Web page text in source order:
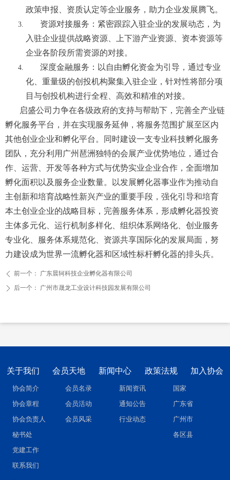
政策申报、资质认定等企业服务，助力企业发展腾飞。
资源对接服务：紧密跟踪入驻企业的发展动态，为
入驻企业提供战略资源、上下游产业资源、资本资源等
企业各阶段所需资源的对接。
深度金融服务：以自由孵化资金为引导，通过专业
化、重量级的创投机构聚集入驻企业，针对性将部分项
目与创投机构进行全程、高效和精准的对接。
启盛公司力争在各级政府的支持与帮助下，完善全产业链
孵化服务平台，并在实现服务延伸，将服务范围扩展至区内
其他创业企业和孵化平台。同时建设一支专业科技孵化服务
团队，充分利用广州琶洲独特的会展产业优势地位，通过合
作、运营、开发等各种方式与优势实业企业合作，全面增加
孵化面积以及服务企业数量。以发展孵化器事业作为推动自
主创新和培育战略性新兴产业的重要手段，强化引导和培育
本土创业企业的战略目标，完善服务体系，形成孵化器投资
主体多元化、运行机制多样化、组织体系网络化、创业服务
专业化、服务体系规范化、资源共享国际化的发展局面，努
力建设成为世界一流孵化器和区域性标杆孵化器的排头兵。
ꄴ 前一个： 广东晨轲科技企业孵化器有限公司
ꄲ 后一个： 广州市晟龙工业设计科技园发展有限公司
关于我们 会员天地 新闻中心 政策法规 加入协会
协会简介
协会章程
协会负责人
秘书处
党建工作
联系我们
会员名录
会员活动
会员风采
新闻资讯
通知公告
行业动态
国家
广东省
广州市
各区县